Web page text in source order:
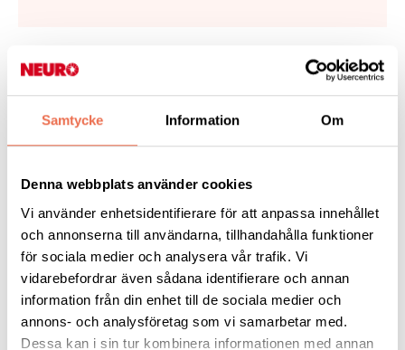
Samtycke Information Om
Denna webbplats använder cookies
Vi använder enhetsidentifierare för att anpassa innehållet
och annonserna till användarna, tillhandahålla funktioner
för sociala medier och analysera vår trafik. Vi
vidarebefordrar även sådana identifierare och annan
information från din enhet till de sociala medier och
annons- och analysföretag som vi samarbetar med.
Dessa kan i sin tur kombinera informationen med annan
Möjlighet att påverka och engagera
arbete och driva frågor som är viktiga för dig. Du kan
engagera dig i lokala eller nationella aktiviteter,
arbetsgrupper, påverkansarbete eller styrelsearbete
om du vill.